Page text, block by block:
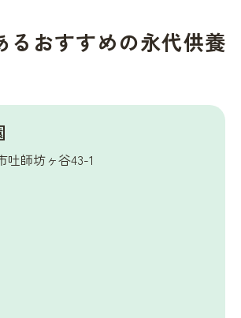
るおすすめの永代供養
吐師坊ヶ谷43-1